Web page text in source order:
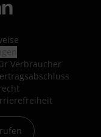
Verbraucher